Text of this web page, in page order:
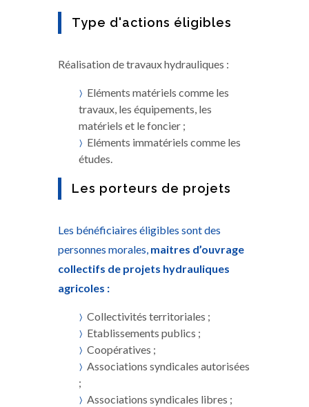
Type d'actions éligibles
Réalisation de travaux hydrauliques :
Eléments matériels comme les
travaux, les équipements, les
matériels et le foncier ;
Eléments immatériels comme les
études.
Les porteurs de projets
Les bénéficiaires éligibles sont des
personnes morales, maitres d’ouvrage
collectifs de projets hydrauliques
agricoles :
Collectivités territoriales ;
Etablissements publics ;
Coopératives ;
Associations syndicales autorisées
;
Associations syndicales libres ;